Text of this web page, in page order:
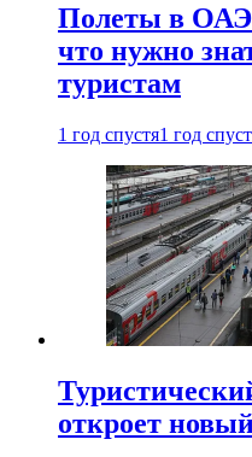
Полеты в ОАЭ
что нужно
туристам
1 год спустя1 год
откроет